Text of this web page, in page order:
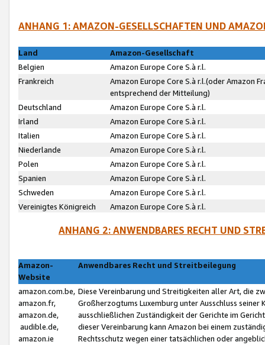
ANHANG 1: AMAZON-GESELLSCHAFTEN UND
Land
Amazon-Gesellschaft
Belgien
Amazon Europe Core S.à r.l.
Frankreich
Amazon Europe Core S.à r.l.(oder Amazon
entsprechend der Mitteilung)
Deutschland
Amazon Europe Core S.à r.l.
Irland
Amazon Europe Core S.à r.l.
Italien
Amazon Europe Core S.à r.l.
Niederlande
Amazon Europe Core S.à r.l.
Polen
Amazon Europe Core S.à r.l.
Spanien
Amazon Europe Core S.à r.l.
Schweden
Amazon Europe Core S.à r.l.
Vereinigtes Königreich
Amazon Europe Core S.à r.l.
ANHANG 2: ANWENDBARES RECHT UND
Amazon-
Website
Anwendbares Recht und Streitbeilegung
amazon.com.be,
amazon.fr,
amazon.de,
audible.de,
amazon.ie
Diese Vereinbarung und Streitigkeiten aller Art, die
Großherzogtums Luxemburg unter Ausschluss
ausschließlichen Zuständigkeit der Gerichte im
dieser Vereinbarung kann Amazon bei einem
Rechtsschutz wegen einer tatsächlichen oder